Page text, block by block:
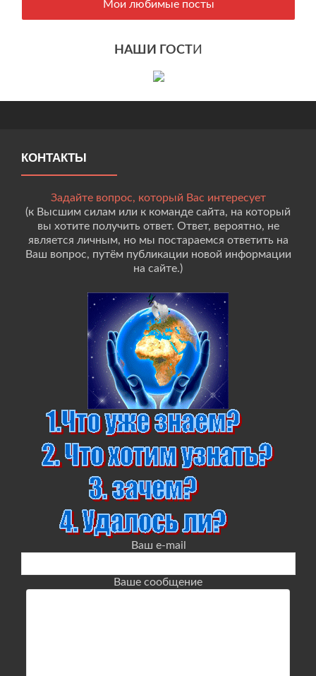
Мои любимые посты
НАШИ ГОСТИ
КОНТАКТЫ
Задайте вопрос, который Вас интересует
(к Высшим силам или к команде сайта, на который
вы хотите получить ответ. Ответ, вероятно, не
является личным, но мы постараемся ответить на
Ваш вопрос, путём публикации новой информации
на сайте.)
Ваш e-mail
Ваше сообщение